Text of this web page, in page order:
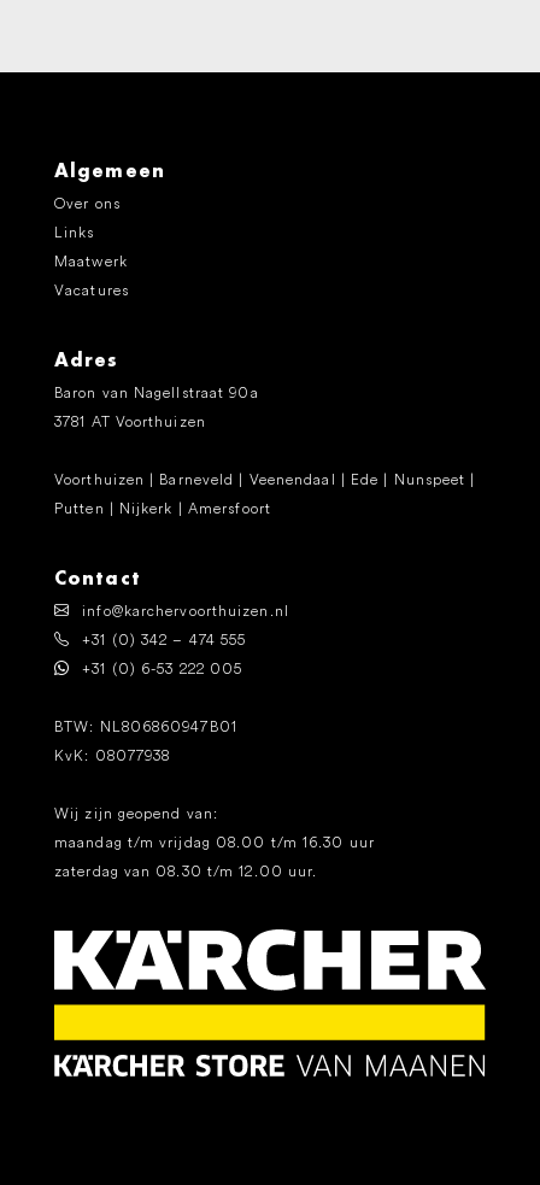
Algemeen
Over ons
Links
Maatwerk
Vacatures
Adres
Baron van Nagellstraat 90a
3781 AT Voorthuizen
Voorthuizen | Barneveld | Veenendaal | Ede | Nunspeet |
Putten | Nijkerk | Amersfoort
Contact
info@karchervoorthuizen.nl
+31 (0) 342 – 474 555
+31 (0) 6-53 222 005
BTW: NL806860947B01
KvK: 08077938
Wij zijn geopend van:
maandag t/m vrijdag 08.00 t/m 16.30 uur
zaterdag van 08.30 t/m 12.00 uur.